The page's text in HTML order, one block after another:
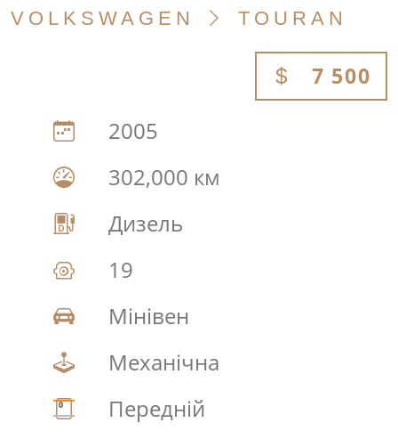
VOLKSWAGEN TOURAN
7 500
2005
302,000 км
Дизель
19
Мінівен
Механічна
Передній